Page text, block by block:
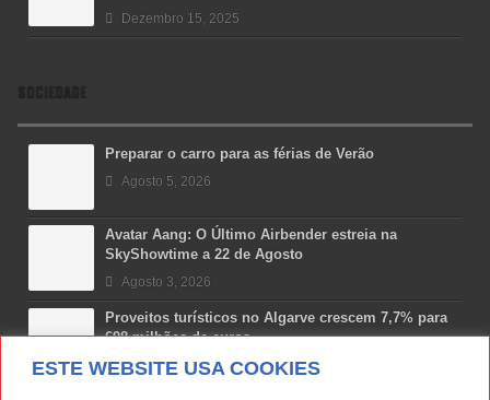
ESTE WEBSITE USA COOKIES
Dezembro 15, 2025
SOCIEDADE
Preparar o carro para as férias de Verão
Agosto 5, 2026
Avatar Aang: O Último Airbender estreia na
SkyShowtime a 22 de Agosto
Agosto 3, 2026
Proveitos turísticos no Algarve crescem 7,7% para
698 milhões de euros
Julho 31, 2026